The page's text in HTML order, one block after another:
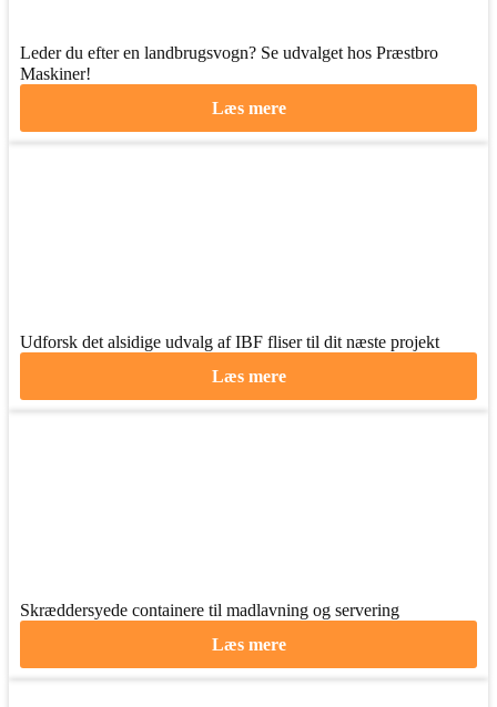
Leder du efter en landbrugsvogn? Se udvalget hos Præstbro
Maskiner!
Læs mere
Udforsk det alsidige udvalg af IBF fliser til dit næste projekt
Læs mere
Skræddersyede containere til madlavning og servering
Læs mere